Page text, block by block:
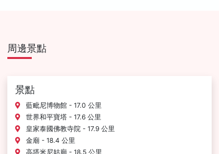
周邊景點
景點
藍毗尼博物館 - 17.0 公里
世界和平寶塔 - 17.6 公里
皇家泰國佛教寺院 - 17.9 公里
金廟 - 18.4 公里
高塔米尼姑廟 - 18.5 公里